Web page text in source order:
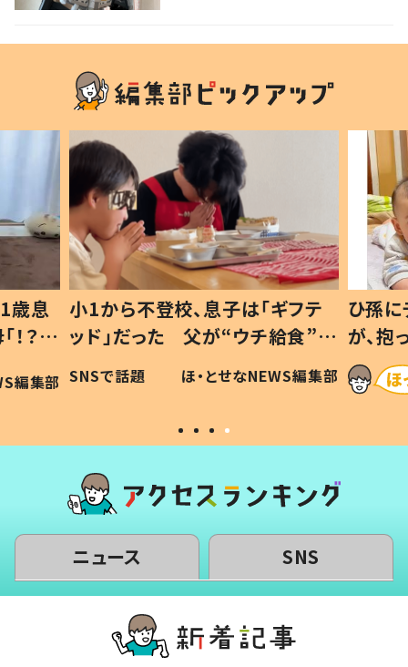
歳息
？」
編集部
小1から不登校、息子は「ギフテ
ッド」だった 父が“ウチ給食”を
作り続ける理由とは #令和の親
#令和の子
SNSで話題 ほ・とせなNEWS編集部
ひ孫
が、
「涙が
い」
ニュース SNS